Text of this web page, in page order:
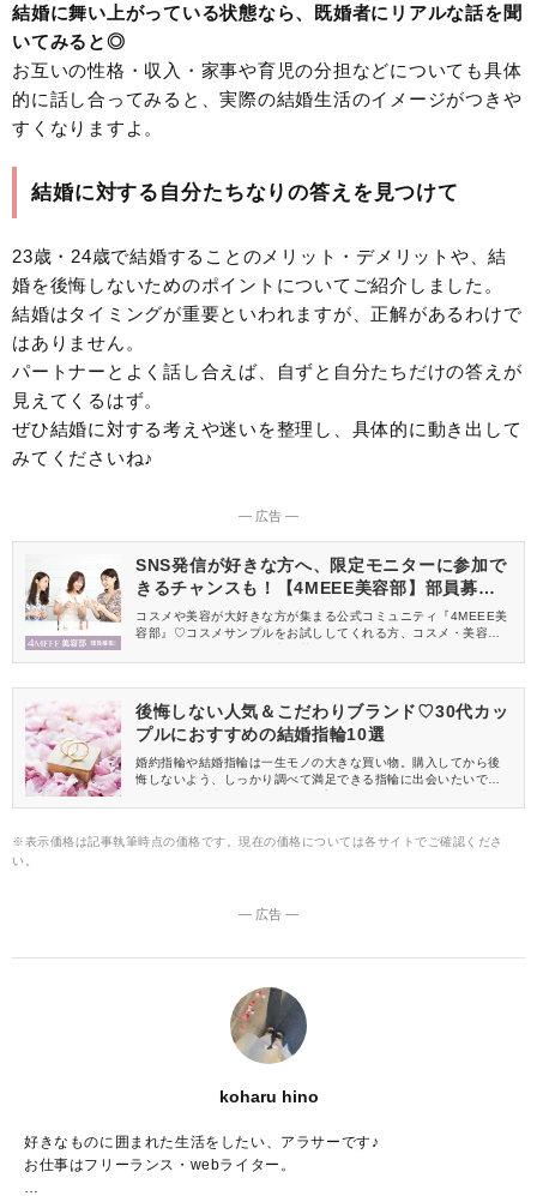
結婚に舞い上がっている状態なら、既婚者にリアルな話を聞
いてみると◎
お互いの性格・収入・家事や育児の分担などについても具体
的に話し合ってみると、実際の結婚生活のイメージがつきや
すくなりますよ。
結婚に対する自分たちなりの答えを見つけて
23歳・24歳で結婚することのメリット・デメリットや、結
婚を後悔しないためのポイントについてご紹介しました。
結婚はタイミングが重要といわれますが、正解があるわけで
はありません。
パートナーとよく話し合えば、自ずと自分たちだけの答えが
見えてくるはず。
ぜひ結婚に対する考えや迷いを整理し、具体的に動き出して
みてくださいね♪
― 広告 ―
SNS発信が好きな方へ、限定モニターに参加で
きるチャンスも！【4MEEE美容部】部員募集
中
コスメや美容が大好きな方が集まる公式コミュニティ『4MEEE美
容部』♡コスメサンプルをお試ししてくれる方、コスメ・美容情報
後悔しない人気＆こだわりブランド♡30代カッ
プルにおすすめの結婚指輪10選
婚約指輪や結婚指輪は一生モノの大きな買い物。購入してから後
悔しないよう、しっかり調べて満足できる指輪に出会いたいです
をご紹介します。30代に相応しいブランドやデザインを選んだの
※表示価格は記事執筆時点の価格です。現在の価格については各サイトでご確認くださ
い。
― 広告 ―
koharu hino
好きなものに囲まれた生活をしたい、アラサーです♪
お仕事はフリーランス・webライター。